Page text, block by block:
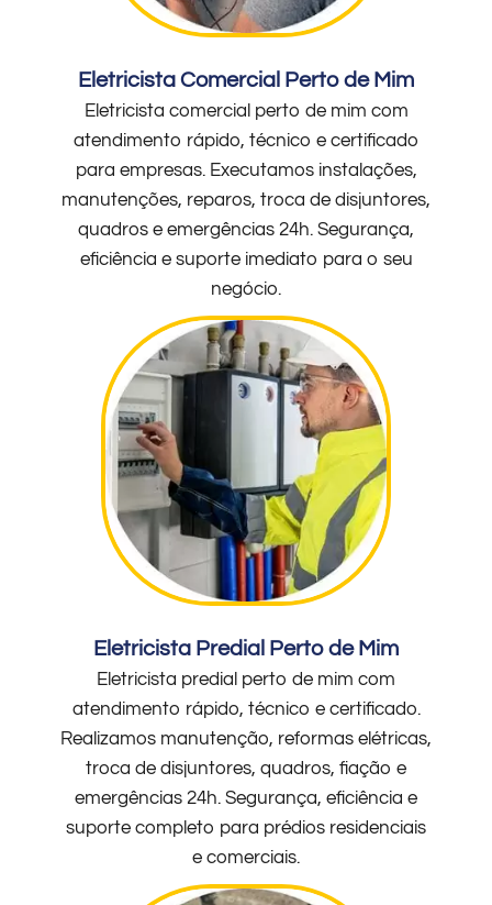
Eletricista Comercial Perto de Mim
Eletricista comercial perto de mim com
atendimento rápido, técnico e certificado
para empresas. Executamos instalações,
manutenções, reparos, troca de disjuntores,
quadros e emergências 24h. Segurança,
eficiência e suporte imediato para o seu
negócio.
Eletricista Predial Perto de Mim
Eletricista predial perto de mim com
atendimento rápido, técnico e certificado.
Realizamos manutenção, reformas elétricas,
troca de disjuntores, quadros, fiação e
emergências 24h. Segurança, eficiência e
suporte completo para prédios residenciais
e comerciais.